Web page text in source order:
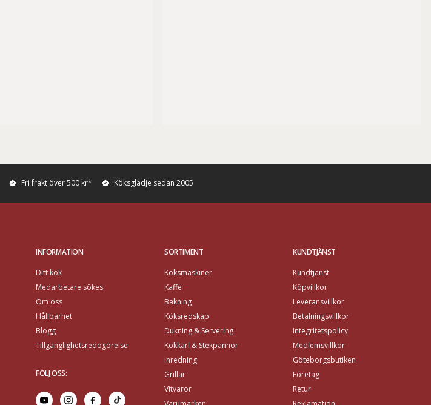
Fri frakt över 500 kr* Köksglädje sedan 2005
INFORMATION
Ditt kök
Medarbetare sökes
Om oss
Hållbarhet
Blogg
Tillgänglighetsredogörelse
FÖLJ OSS:
SORTIMENT
Köksmaskiner
Kaffe
Bakning
Köksredskap
Dukning & Servering
Kokkärl & Stekpannor
Inredning
Grillar
Vitvaror
KUNDTJÄNST
Kundtjänst
Köpvillkor
Leveransvillkor
Betalningsvillkor
Integritetspolicy
Medlemsvillkor
Göteborgsbutiken
Företag
Retur